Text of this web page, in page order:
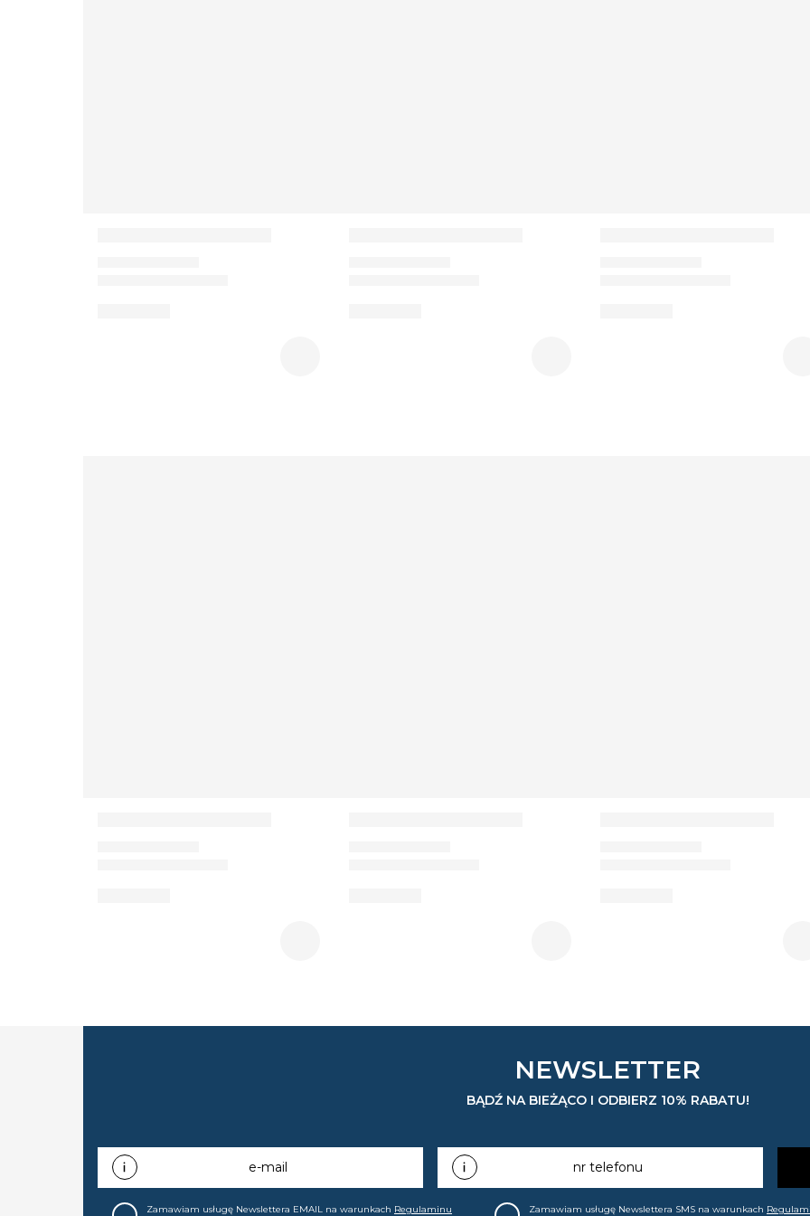
NEWSLETTER
BĄDŹ NA BIEŻĄCO I ODBIERZ 10% RABATU!
e-mail
Zamawiam usługę Newslettera EMAIL na warunkach Regulaminu
nr telefonu
Zamawiam usługę Newslettera SMS na warunkach